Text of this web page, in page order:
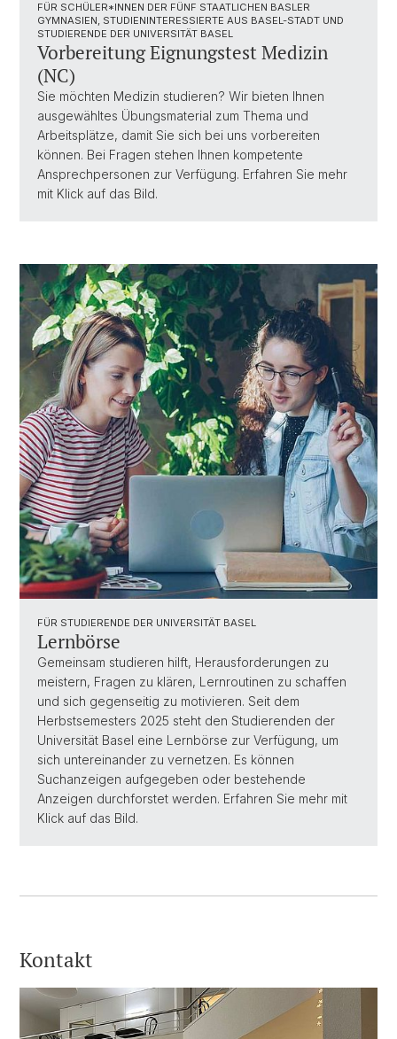
FÜR SCHÜLER*INNEN DER FÜNF STAATLICHEN BASLER
GYMNASIEN, STUDIENINTERESSIERTE AUS BASEL-STADT UND
STUDIERENDE DER UNIVERSITÄT BASEL
Vorbereitung Eignungstest Medizin
(NC)
Sie möchten Medizin studieren? Wir bieten Ihnen
ausgewähltes Übungsmaterial zum Thema und
Arbeitsplätze, damit Sie sich bei uns vorbereiten
können. Bei Fragen stehen Ihnen kompetente
Ansprechpersonen zur Verfügung. Erfahren Sie mehr
mit Klick auf das Bild.
FÜR STUDIERENDE DER UNIVERSITÄT BASEL
Lernbörse
Gemeinsam studieren hilft, Herausforderungen zu
meistern, Fragen zu klären, Lernroutinen zu schaffen
und sich gegenseitig zu motivieren. Seit dem
Herbstsemesters 2025 steht den Studierenden der
Universität Basel eine Lernbörse zur Verfügung, um
sich untereinander zu vernetzen. Es können
Suchanzeigen aufgegeben oder bestehende
Anzeigen durchforstet werden. Erfahren Sie mehr mit
Klick auf das Bild.
Kontakt